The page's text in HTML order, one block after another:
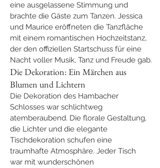
eine ausgelassene Stimmung und
brachte die Gäste zum Tanzen. Jessica
und Maurice eröffneten die Tanzfläche
mit einem romantischen Hochzeitstanz,
der den offiziellen Startschuss für eine
Nacht voller Musik, Tanz und Freude gab.
Die Dekoration: Ein Märchen aus
Blumen und Lichtern
Die Dekoration des Hambacher
Schlosses war schlichtweg
atemberaubend. Die florale Gestaltung,
die Lichter und die elegante
Tischdekoration schufen eine
traumhafte Atmosphäre. Jeder Tisch
war mit wunderschönen